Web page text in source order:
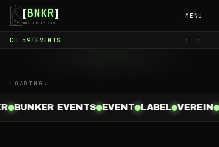
[BNKR]
BUNKER-EVENTS
MENU
CH59/EVENTS ---:--:--
LOADING…
BUNKER EVENTS EVENT LABEL VEREIN